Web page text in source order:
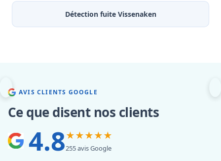
Détection fuite Vissenaken
AVIS CLIENTS GOOGLE
Ce que disent nos clients
4.8★★★★★
255 avis Google